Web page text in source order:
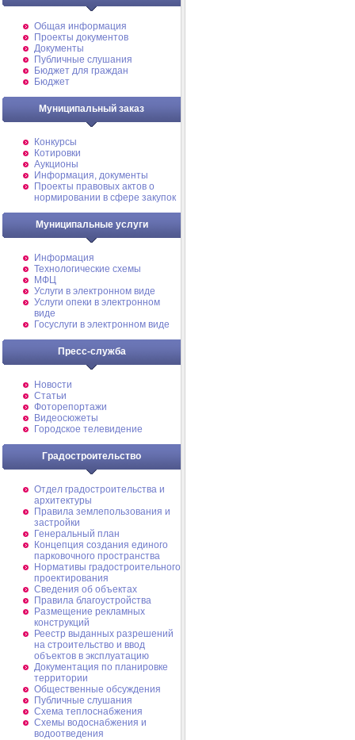
Общая информация
Проекты документов
Документы
Публичные слушания
Бюджет для граждан
Бюджет
Муниципальный заказ
Конкурсы
Котировки
Аукционы
Информация, документы
Проекты правовых актов о
нормировании в сфере закупок
Муниципальные услуги
Информация
Технологические схемы
МФЦ
Услуги в электронном виде
Услуги опеки в электронном
виде
Госуслуги в электронном виде
Пресс-служба
Новости
Статьи
Фоторепортажи
Видеосюжеты
Городское телевидение
Градостроительство
Отдел градостроительства и
архитектуры
Правила землепользования и
застройки
Генеральный план
Концепция создания единого
парковочного пространства
Нормативы градостроительного
проектирования
Сведения об объектах
Правила благоустройства
Размещение рекламных
конструкций
Реестр выданных разрешений
на строительство и ввод
объектов в эксплуатацию
Документация по планировке
территории
Общественные обсуждения
Публичные слушания
Схема теплоснабжения
Схемы водоснабжения и
водоотведения